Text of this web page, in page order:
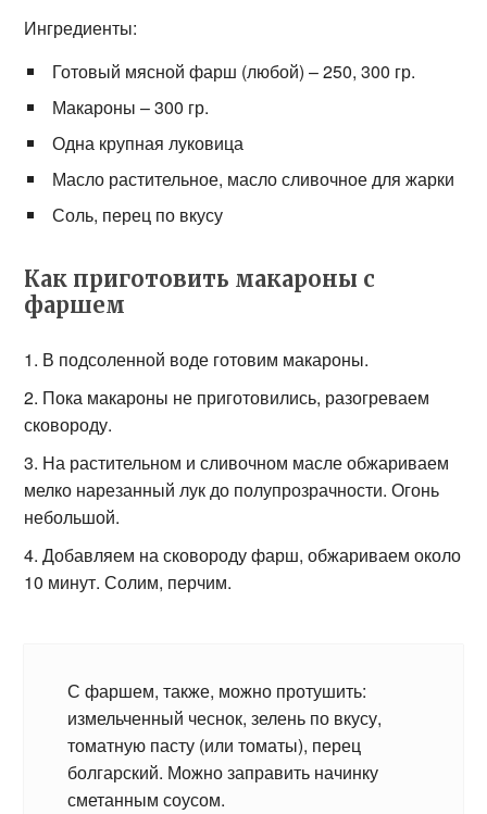
Ингредиенты:
Готовый мясной фарш (любой) – 250, 300 гр.
Макароны – 300 гр.
Одна крупная луковица
Масло растительное, масло сливочное для жарки
Соль, перец по вкусу
Как приготовить макароны с
фаршем
В подсоленной воде готовим макароны.
Пока макароны не приготовились, разогреваем
сковороду.
На растительном и сливочном масле обжариваем
мелко нарезанный лук до полупрозрачности. Огонь
небольшой.
Добавляем на сковороду фарш, обжариваем около
10 минут. Солим, перчим.
С фаршем, также, можно протушить:
измельченный чеснок, зелень по вкусу,
томатную пасту (или томаты), перец
болгарский. Можно заправить начинку
сметанным соусом.